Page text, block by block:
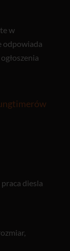
w
odpowiada
diesla